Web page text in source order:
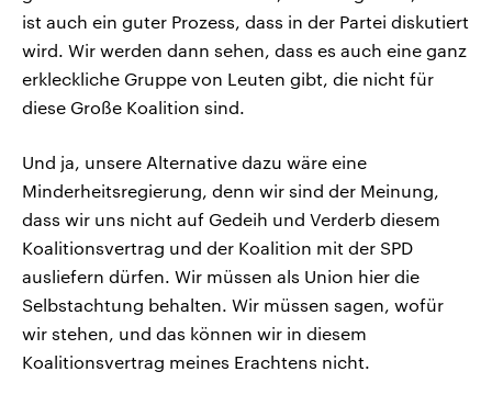
ist auch ein guter Prozess, dass in der Partei diskutiert
wird. Wir werden dann sehen, dass es auch eine ganz
erkleckliche Gruppe von Leuten gibt, die nicht für
diese Große Koalition sind.
Und ja, unsere Alternative dazu wäre eine
Minderheitsregierung, denn wir sind der Meinung,
dass wir uns nicht auf Gedeih und Verderb diesem
Koalitionsvertrag und der Koalition mit der SPD
ausliefern dürfen. Wir müssen als Union hier die
Selbstachtung behalten. Wir müssen sagen, wofür
wir stehen, und das können wir in diesem
Koalitionsvertrag meines Erachtens nicht.